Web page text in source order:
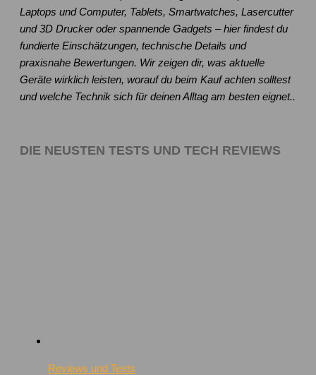
Laptops und Computer, Tablets, Smartwatches, Lasercutter
und 3D Drucker oder spannende Gadgets – hier findest du
fundierte Einschätzungen, technische Details und
praxisnahe Bewertungen. Wir zeigen dir, was aktuelle
Geräte wirklich leisten, worauf du beim Kauf achten solltest
und welche Technik sich für deinen Alltag am besten eignet..
DIE NEUSTEN TESTS UND TECH REVIEWS
Reviews und Tests